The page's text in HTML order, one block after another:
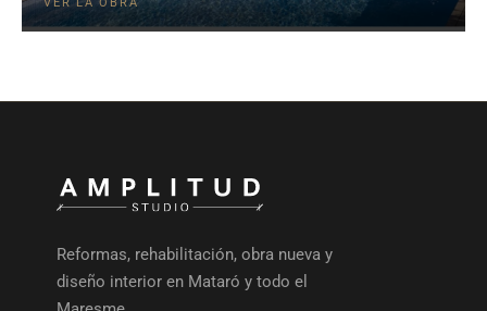
Reformas, rehabilitación, obra nueva y
diseño interior en Mataró y todo el